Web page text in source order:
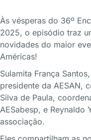
Às vésperas do 36º
2025, o episódio traz
novidades do maior
Américas!
Sulamita França
presidente da AESAN,
Silva de Paula,
AESabesp, e Reynaldo
associação.